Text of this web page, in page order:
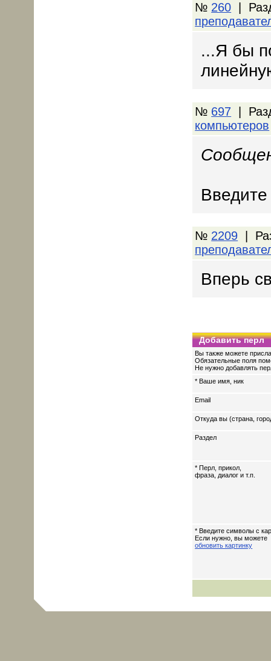
№ 260 |
...Я бы
№ 697 |
компьютеров
№ 2209 |
Вперь
Добавить перл
Вы также можете
Обязательные поля
Не нужно добавлять
* Ваше имя, ник
Email
Откуда вы (страна,
Раздел
* Перл, прикол,
фраза, диалог и т.п.
* Введите символы с
Если нужно, вы можете
обновить картинку